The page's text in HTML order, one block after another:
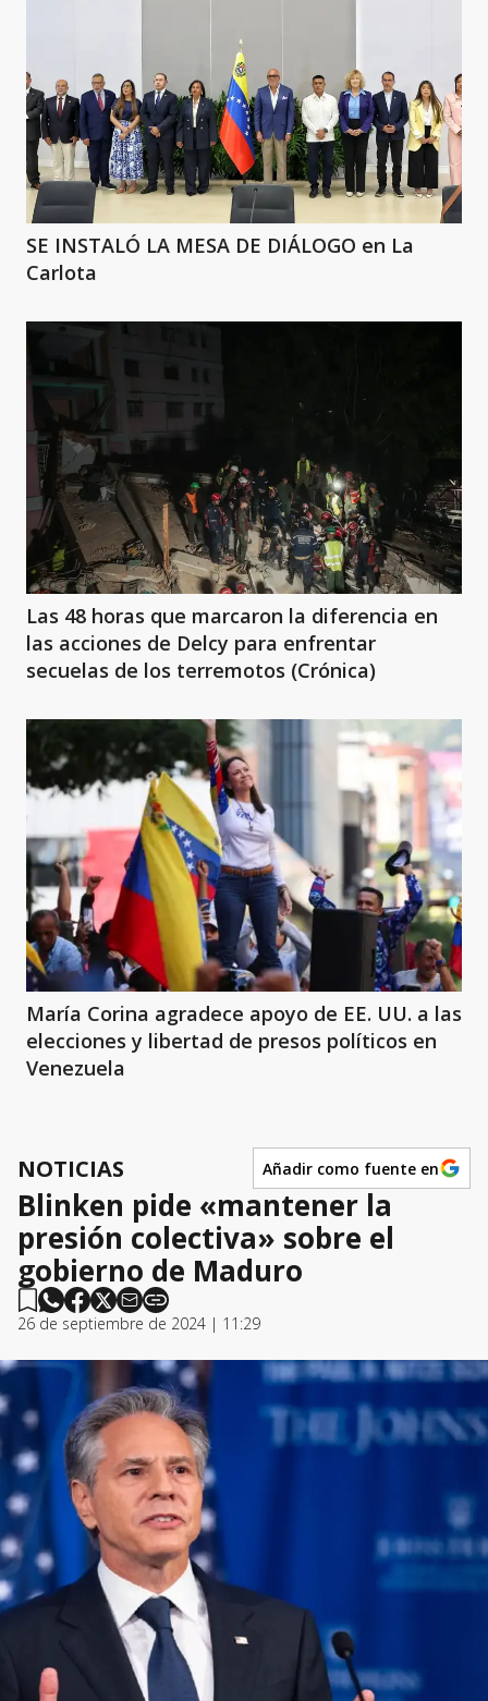
SE INSTALÓ LA MESA DE DIÁLOGO en La
Carlota
Las 48 horas que marcaron la diferencia en
las acciones de Delcy para enfrentar
secuelas de los terremotos (Crónica)
María Corina agradece apoyo de EE. UU. a las
elecciones y libertad de presos políticos en
Venezuela
NOTICIAS Añadir como fuente en
Blinken pide «mantener la
presión colectiva» sobre el
gobierno de Maduro
26 de septiembre de 2024 | 11:29